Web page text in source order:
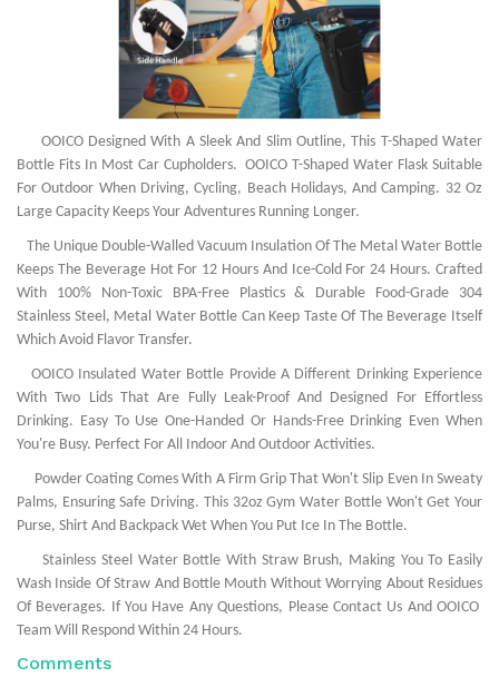
OOICO Designed With A Sleek And Slim Outline, This T-Shaped Water
Bottle Fits In Most Car Cupholders. OOICO T-Shaped Water Flask Suitable
For Outdoor When Driving, Cycling, Beach Holidays, And Camping. 32 Oz
Large Capacity Keeps Your Adventures Running Longer.
The Unique Double-Walled Vacuum Insulation Of The Metal Water Bottle
Keeps The Beverage Hot For 12 Hours And Ice-Cold For 24 Hours. Crafted
With 100% Non-Toxic BPA-Free Plastics & Durable Food-Grade 304
Stainless Steel, Metal Water Bottle Can Keep Taste Of The Beverage Itself
Which Avoid Flavor Transfer.
OOICO Insulated Water Bottle Provide A Different Drinking Experience
With Two Lids That Are Fully Leak-Proof And Designed For Effortless
Drinking. Easy To Use One-Handed Or Hands-Free Drinking Even When
You're Busy. Perfect For All Indoor And Outdoor Activities.
Powder Coating Comes With A Firm Grip That Won't Slip Even In Sweaty
Palms, Ensuring Safe Driving. This 32oz Gym Water Bottle Won't Get Your
Purse, Shirt And Backpack Wet When You Put Ice In The Bottle.
Stainless Steel Water Bottle With Straw Brush, Making You To Easily
Wash Inside Of Straw And Bottle Mouth Without Worrying About Residues
Of Beverages. If You Have Any Questions, Please Contact Us And OOICO
Team Will Respond Within 24 Hours.
Comments